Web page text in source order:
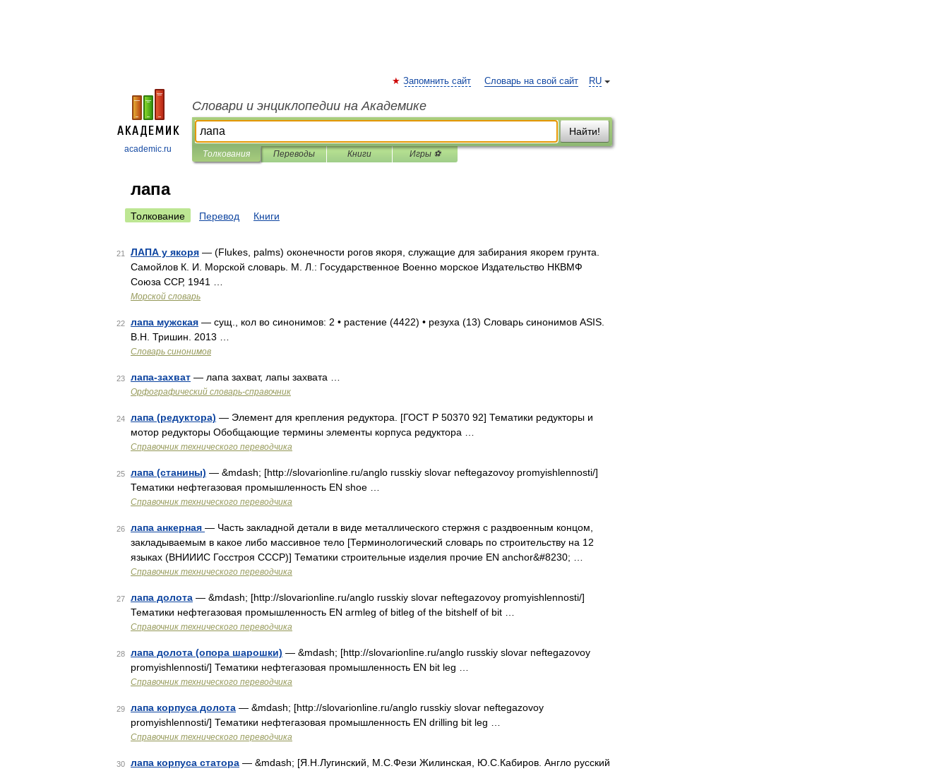
academic.ru
RU
Запомнить сайт Словарь на свой сайт
Словари и энциклопедии на Академике
Найти!
Толкования Переводы Книги Игры ⚽
лапа
Толкование Перевод Книги
21 ЛАПА у якоря — (Flukes, palms) оконечности рогов якоря, служащие для забирания якорем грунта.
Самойлов К. И. Морской словарь. М. Л.: Государственное Военно морское Издательство НКВМФ
Союза ССР, 1941 …
Морской словарь
22 лапа мужская — сущ., кол во синонимов: 2 • растение (4422) • резуха (13) Словарь синонимов ASIS.
В.Н. Тришин. 2013 …
Словарь синонимов
23 лапа-захват — лапа захват, лапы захвата …
Орфографический словарь-справочник
24 лапа (редуктора) — Элемент для крепления редуктора. [ГОСТ Р 50370 92] Тематики редукторы и
мотор редукторы Обобщающие термины элементы корпуса редуктора …
Справочник технического переводчика
25 лапа (станины) — &mdash; [http://slovarionline.ru/anglo russkiy slovar neftegazovoy promyishlennosti/]
Тематики нефтегазовая промышленность EN shoe …
Справочник технического переводчика
26 лапа анкерная — Часть закладной детали в виде металлического стержня с раздвоенным концом,
закладываемым в какое либо массивное тело [Терминологический словарь по строительству на 12
языках (ВНИИИС Госстроя СССР)] Тематики строительные изделия прочие EN anchor&#8230; …
Справочник технического переводчика
27 лапа долота — &mdash; [http://slovarionline.ru/anglo russkiy slovar neftegazovoy promyishlennosti/]
Тематики нефтегазовая промышленность EN armleg of bitleg of the bitshelf of bit …
Справочник технического переводчика
28 лапа долота (опора шарошки) — &mdash; [http://slovarionline.ru/anglo russkiy slovar neftegazovoy
promyishlennosti/] Тематики нефтегазовая промышленность EN bit leg …
Справочник технического переводчика
29 лапа корпуса долота — &mdash; [http://slovarionline.ru/anglo russkiy slovar neftegazovoy
promyishlennosti/] Тематики нефтегазовая промышленность EN drilling bit leg …
Справочник технического переводчика
30 лапа корпуса статора — &mdash; [Я.Н.Лугинский, М.С.Фези Жилинская, Ю.С.Кабиров. Англо русский